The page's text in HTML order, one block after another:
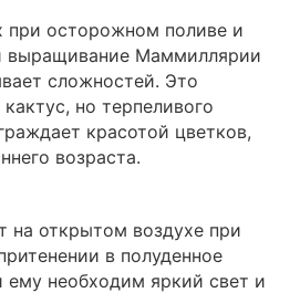
при осторожном поливе и
выращивание Маммиллярии
сложностей. Это
но терпеливого
красотой цветков,
возраста.
на открытом воздухе при
в полуденное
необходим яркий свет и